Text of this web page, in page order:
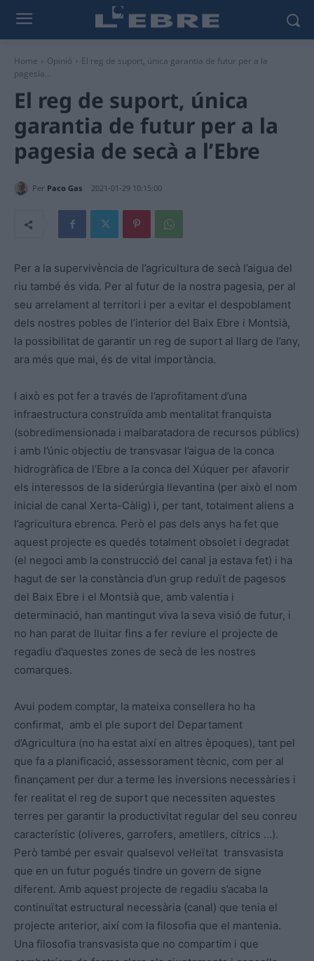
Home Opinió
El reg de suport, única garantia de futur per a la
pagesia...
El reg de suport, única
garantia de futur per a la
pagesia de secà a l’Ebre
Per Paco Gas 2021-01-29 10:15:00
Per a la supervivència de l’agricultura de secà l’aigua del
riu també és vida. Per al futur de la nostra pagesia, per al
seu arrelament al territori i per a evitar el despoblament
dels nostres pobles de l’interior del Baix Ebre i Montsià,
la possibilitat de garantir un reg de suport al llarg de l’any,
ara més que mai, és de vital importància.
I això es pot fer a través de l’aprofitament d’una
infraestructura construïda amb mentalitat franquista
(sobredimensionada i malbaratadora de recursos públics)
i amb l’únic objectiu de transvasar l’aigua de la conca
hidrogràfica de l’Ebre a la conca del Xúquer per afavorir
els interessos de la siderúrgia llevantina (per això el nom
inicial de canal Xerta-Càlig) i, per tant, totalment aliens a
l’agricultura ebrenca. Però el pas dels anys ha fet que
aquest projecte es quedés totalment obsolet i degradat
(el negoci amb la construcció del canal ja estava fet) i ha
hagut de ser la constància d’un grup reduït de pagesos
del Baix Ebre i el Montsià que, amb valentia i
determinació, han mantingut viva la seva visió de futur, i
no han parat de lluitar fins a fer reviure el projecte de
regadiu d’aquestes zones de secà de les nostres
comarques.
Avui podem comptar, la mateixa consellera ho ha
confirmat, amb el ple suport del Departament
d’Agricultura (no ha estat així en altres èpoques), tant pel
que fa a planificació, assessorament tècnic, com per al
finançament per dur a terme les inversions necessàries i
fer realitat el reg de suport que necessiten aquestes
terres per garantir la productivitat regular del seu conreu
característic (oliveres, garrofers, ametllers, cítrics …).
Però també per esvair qualsevol vel·leïtat transvasista
que en un futur pogués tindre un govern de signe
diferent. Amb aquest projecte de regadiu s’acaba la
continuïtat estructural necessària (canal) que tenia el
projecte anterior, així com la filosofia que el mantenia.
Una filosofia transvasista que no compartim i que